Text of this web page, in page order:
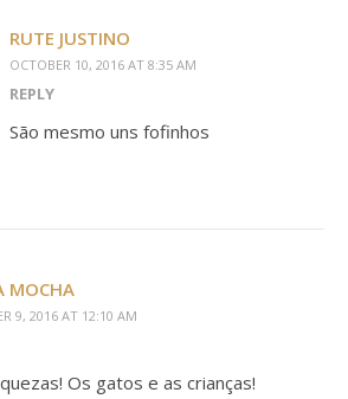
RUTE JUSTINO
OCTOBER 10, 2016 AT 8:35 AM
REPLY
São mesmo uns fofinhos
MOCHA
9, 2016 AT 12:10 AM
Os gatos e as crianças!